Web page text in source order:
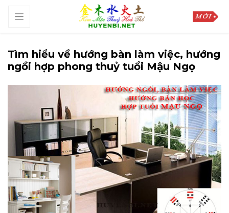
Tìm hiểu về hướng bàn làm việc, hướng
ngồi hợp phong thuỷ tuổi Mậu Ngọ